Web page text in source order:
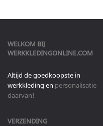
WELKOM BIJ
WERKKLEDINGONLINE.COM
Altijd de goedkoopste in
werkkleding en personalisatie
daarvan!
VERZENDING